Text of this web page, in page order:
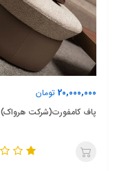
20,000,000 تومان
پاف کامفورت(شرکت هرواک)